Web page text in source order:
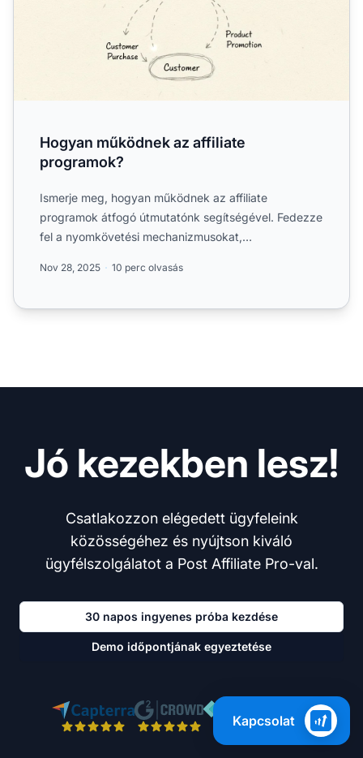
Hogyan működnek az affiliate
programok?
Ismerje meg, hogyan működnek az affiliate
programok átfogó útmutatónk segítségével. Fedezze
fel a nyomkövetési mechanizmusokat,
Nov 28, 2025 10 perc olvasás
Jó kezekben lesz!
Csatlakozzon elégedett ügyfeleink
közösségéhez és nyújtson kiváló
ügyfélszolgálatot a Post Affiliate Pro-val.
30 napos ingyenes próba kezdése
Demo időpontjának egyeztetése
Kapcsolat